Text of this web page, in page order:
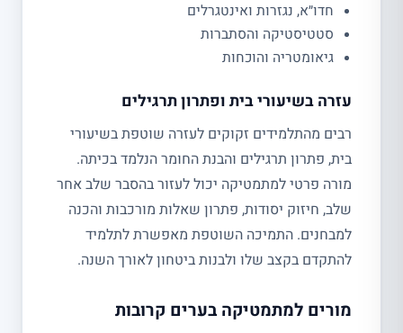
חדו״א, נגזרות ואינטגרלים
סטטיסטיקה והסתברות
גיאומטריה והוכחות
עזרה בשיעורי בית ופתרון תרגילים
רבים מהתלמידים זקוקים לעזרה שוטפת בשיעורי
בית, פתרון תרגילים והבנת החומר הנלמד בכיתה.
מורה פרטי למתמטיקה יכול לעזור בהסבר שלב אחר
שלב, חיזוק יסודות, פתרון שאלות מורכבות והכנה
למבחנים. התמיכה השוטפת מאפשרת לתלמיד
להתקדם בקצב שלו ולבנות ביטחון לאורך השנה.
מורים למתמטיקה בערים קרובות